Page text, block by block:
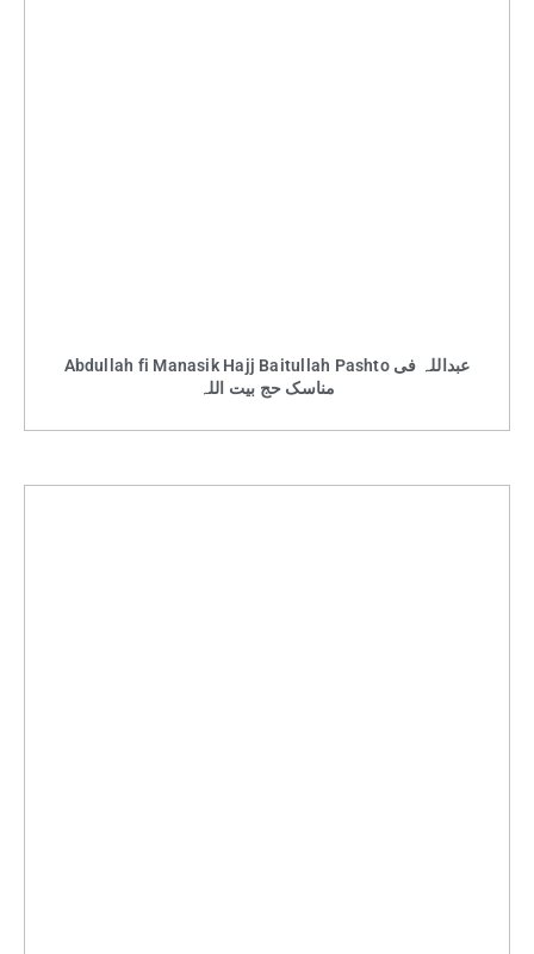
Abdullah fi Manasik Hajj Baitullah Pashto عبداللہ فی
مناسک حج بیت اللہ